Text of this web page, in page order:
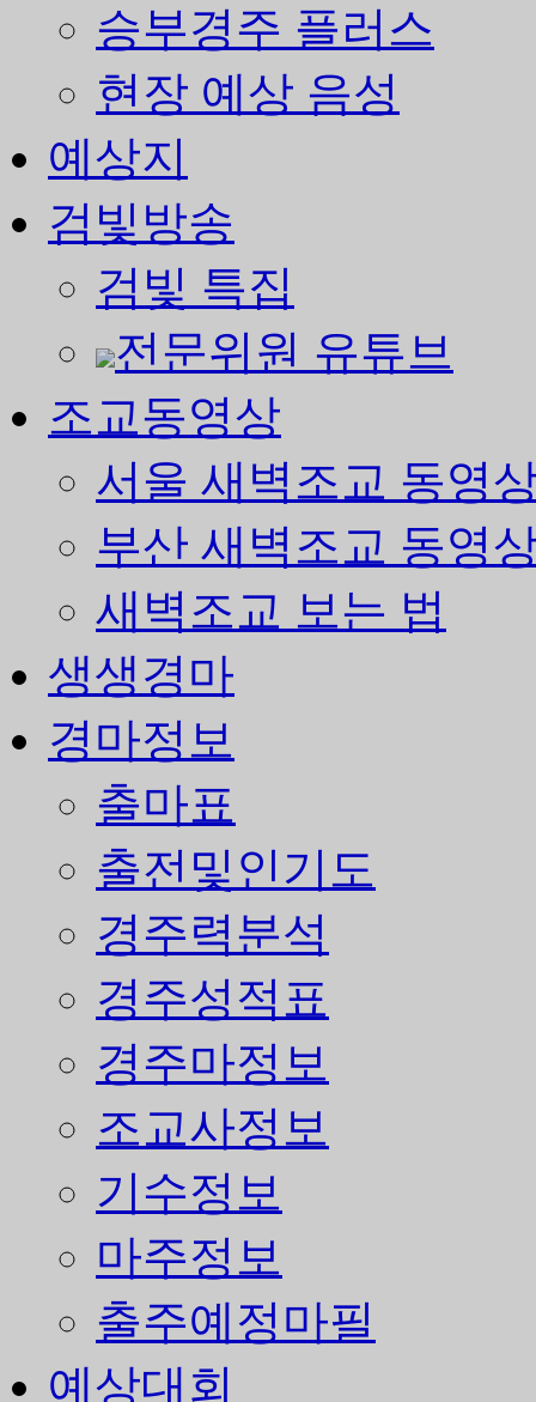
승부경주 플러스
현장 예상 음성
예상지
검빛방송
검빛 특집
전문위원 유튜브
조교동영상
서울 새벽조교 동영
부산 새벽조교 동영
새벽조교 보는 법
생생경마
경마정보
출마표
출전및인기도
경주력분석
경주성적표
경주마정보
조교사정보
기수정보
마주정보
출주예정마필
예상대회